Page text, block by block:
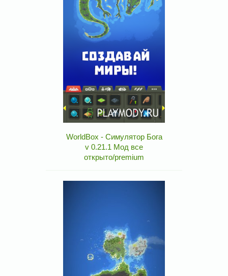
WorldBox - Симулятор Бога
v 0.21.1 Мод все
открыто/premium